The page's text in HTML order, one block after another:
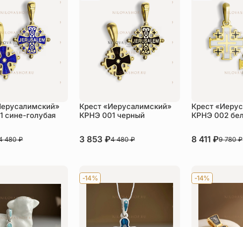
сине-голубая
480₽
Крест «Иерусалимский»
КРНЭ 001 черный
В наличии
3 853₽4 480₽
Крест
КРНЭ 002
В наличии
8 411 ₽9 780₽
-14% -14%